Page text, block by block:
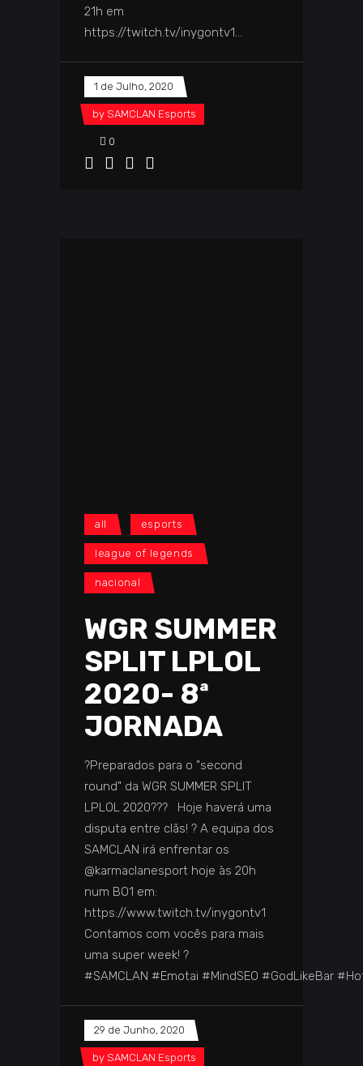
21h em
https://twitch.tv/inygontv1
1 de Julho, 2020
by SAMCLAN Esports
0
all esports
league of legends
nacional
WGR SUMMER
SPLIT LPLOL
2020- 8ª
JORNADA
?Preparados para o "second
round" da WGR SUMMER SPLIT
LPLOL 2020??? Hoje haverá uma
disputa entre clãs! ? A equipa dos
SAMCLAN irá enfrentar os
@karmaclanesport hoje às 20h
num BO1 em:
https://www.twitch.tv/inygontv1
Contamos com vocês para mais
uma super week! ?
#SAMCLAN #Emotai #MindSEO #GodLikeBar
29 de Junho, 2020
by SAMCLAN Esports